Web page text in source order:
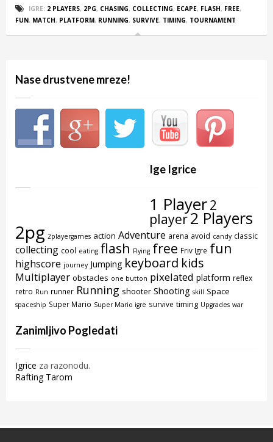
IGRE: 2 PLAYERS, 2PG, CHASING, COLLECTING, ECAPE, FLASH, FREE,
FUN, MATCH, PLATFORM, RUNNING, SURVIVE, TIMING, TOURNAMENT
Nase drustvene mreze!
Ige Igrice
1 Player2
player2 Players
2pg 2playergames action Adventure arena avoid candy classic
collecting cool eating flash Flying free Friv Igre fun
highscore journey Jumping keyboard kids
Multiplayer obstacles one button pixelated platform reflex
retro Run runner Running shooter Shooting skill Space
spaceship Super Mario Super Mario igre survive timing Upgrades war
Zanimljivo Pogledati
Igrice za razonodu.
Rafting Tarom